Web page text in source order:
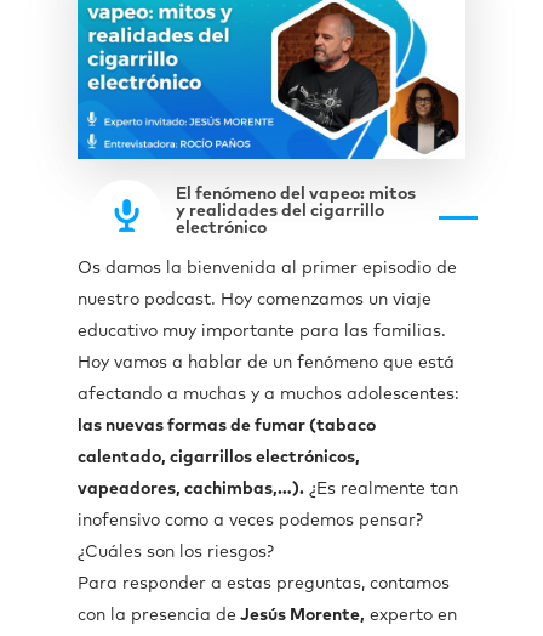
El fenómeno del vapeo: mitos
y realidades del cigarrillo
electrónico
Os damos la bienvenida al primer episodio de
nuestro podcast. Hoy comenzamos un viaje
educativo muy importante para las familias.
Hoy vamos a hablar de un fenómeno que está
afectando a muchas y a muchos adolescentes:
las nuevas formas de fumar (tabaco
calentado, cigarrillos electrónicos,
vapeadores, cachimbas,…). ¿Es realmente tan
inofensivo como a veces podemos pensar?
¿Cuáles son los riesgos?
Para responder a estas preguntas, contamos
con la presencia de Jesús Morente, experto en